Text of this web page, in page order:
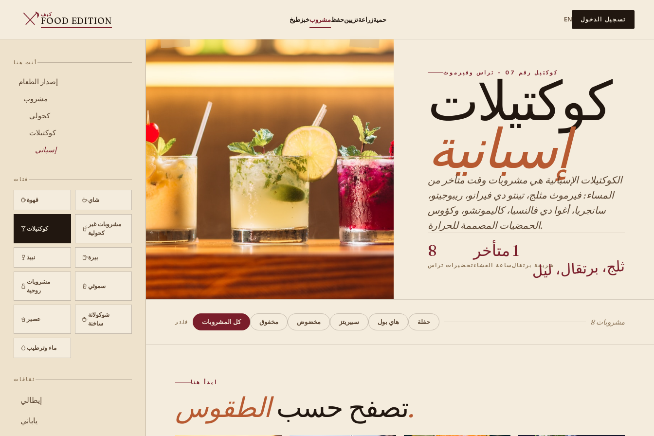
كيف
FOOD EDITION طبخخبزمشروبحفظتزيينزراعةحمية EN تسجيل الدخول
أنت هنا
إصدار الطعام
مشروب
كحولي
كوكتيلات
إسباني
فئات
قهوة شاي
كوكتيلات
مشروبات غير
كحولية
نبيذ بيرة
مشروبات
روحية
سموثي
عصير
شوكولاتة
ساخنة
ماء وترطيب
ثقافات
إيطالي
ياباني
كوكتيل رقم 07 - تراس وفيرموث
كوكتيلات
إسبانية
الكوكتيلات الإسبانية هي مشروبات وقت متأخر من
المساء: فيرموث مثلج، تينتو دي فيرانو، ريبوجيتو،
سانجريا، أغوا دي فالنسيا، كاليموتشو، وكؤوس
الحمضيات المصممة للحرارة.
8
تحضيرات تراس
متأخر
ساعة العشاء
1
شريحة برتقالثلج، برتقال، ليل
فلتر كل المشروبات مخفوق مخضوض سبيريتز هاي بول حفلة 8 مشروبات
ابدأ هنا
تصفح حسبالطقوس.